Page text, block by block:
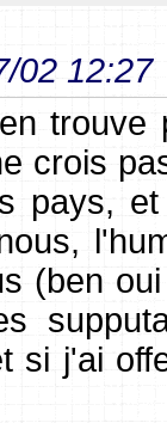
02 12:27
trouve
crois
pays,
(ben
si j'ai